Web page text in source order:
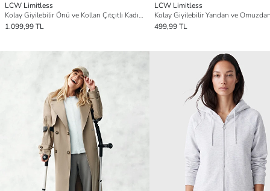
LCW Limitless
Kolay Giyilebilir Önü ve Kolları Çıtçıtlı Kadın Oversize Gömlek
1.099,99 TL
LCW Limitless
499,99 TL